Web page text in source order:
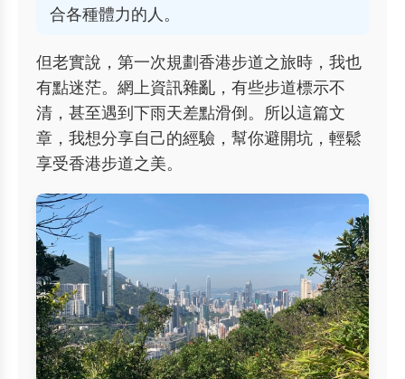
合各種體力的人。
但老實說，第一次規劃香港步道之旅時，我也
有點迷茫。網上資訊雜亂，有些步道標示不
清，甚至遇到下雨天差點滑倒。所以這篇文
章，我想分享自己的經驗，幫你避開坑，輕鬆
享受香港步道之美。